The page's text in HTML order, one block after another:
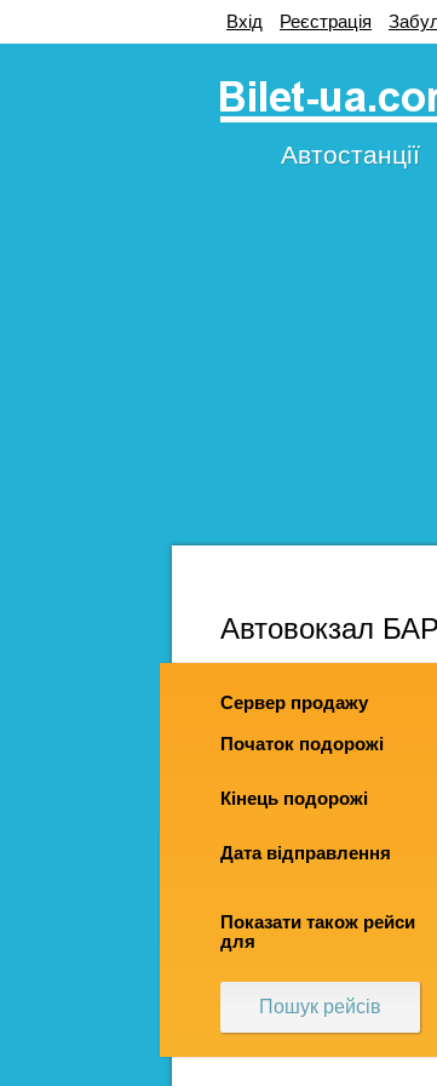
Вхід Реєстрація
Автостанції
Автовокзал
Сервер продажу
Початок подорожі
Кінець подорожі
Дата відправлення
Показати також рейси
для
Пошук рейсів